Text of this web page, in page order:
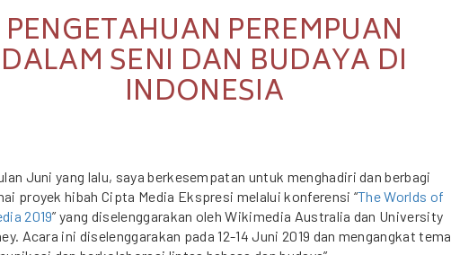
PENGETAHUAN PEREMPUAN
DALAM SENI DAN BUDAYA DI
INDONESIA
Juni yang lalu, saya berkesempatan untuk menghadiri dan berbagi
proyek hibah Cipta Media Ekspresi melalui konferensi “The Worlds of
2019” yang diselenggarakan oleh Wikimedia Australia dan University
Acara ini diselenggarakan pada 12-14 Juni 2019 dan mengangkat tema